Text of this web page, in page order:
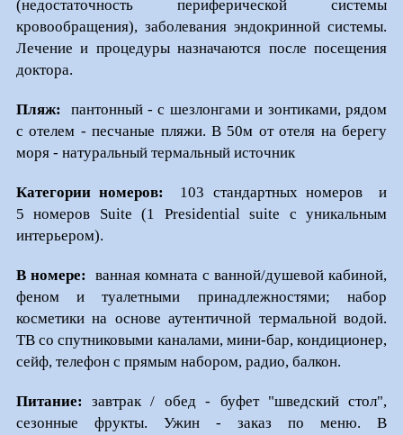
(недостаточность периферической системы
кровообращения), заболевания эндокринной системы.
Лечение и процедуры назначаются после посещения
доктора.
Пляж: пантонный - с шезлонгами и зонтиками, рядом
с отелем - песчаные пляжи. В 50м от отеля на берегу
моря - натуральный термальный источник
Категории номеров: 103 стандартных номеров и
5 номеров Suite (1 Presidential suite с уникальным
интерьером).
В номере: ванная комната с ванной/душевой кабиной,
феном и туалетными принадлежностями; набор
косметики на основе аутентичной термальной водой.
ТВ со спутниковыми каналами, мини-бар, кондиционер,
сейф, телефон с прямым набором, радио, балкон.
Питание: завтрак / обед - буфет "шведский стол",
сезонные фрукты. Ужин - заказ по меню. В